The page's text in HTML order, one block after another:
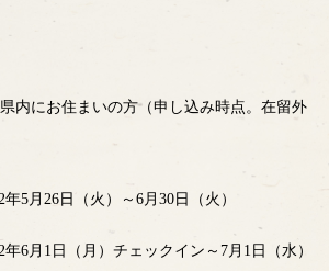
にお住まいの方（申し込み時点。在留外
5月26日（火）～6月30日（火）
6月1日（月）チェックイン～7月1日（水）